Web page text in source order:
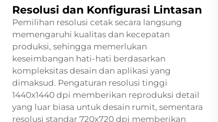
Resolusi dan Konfigurasi Lintasan
Pemilihan resolusi cetak secara langsung
memengaruhi kualitas dan kecepatan
produksi, sehingga memerlukan
keseimbangan hati-hati berdasarkan
kompleksitas desain dan aplikasi yang
dimaksud. Pengaturan resolusi tinggi
1440x1440 dpi memberikan reproduksi detail
yang luar biasa untuk desain rumit, sementara
resolusi standar 720x720 dpi memberikan